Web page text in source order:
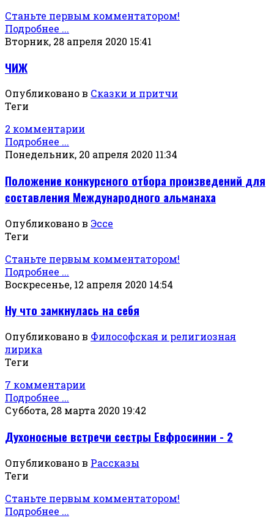
Станьте первым комментатором!
Подробнее ...
Вторник, 28 апреля 2020 15:41
ЧИЖ
Опубликовано в Сказки и притчи
Теги
2 комментарии
Подробнее ...
Понедельник, 20 апреля 2020 11:34
Положение конкурсного отбора произведений для
составления Международного альманаха
Опубликовано в Эссе
Теги
Станьте первым комментатором!
Подробнее ...
Воскресенье, 12 апреля 2020 14:54
Ну что замкнулась на себя
Опубликовано в Философская и религиозная
лирика
Теги
7 комментарии
Подробнее ...
Суббота, 28 марта 2020 19:42
Духоносные встречи сестры Евфросинии - 2
Опубликовано в Рассказы
Теги
Станьте первым комментатором!
Подробнее ...